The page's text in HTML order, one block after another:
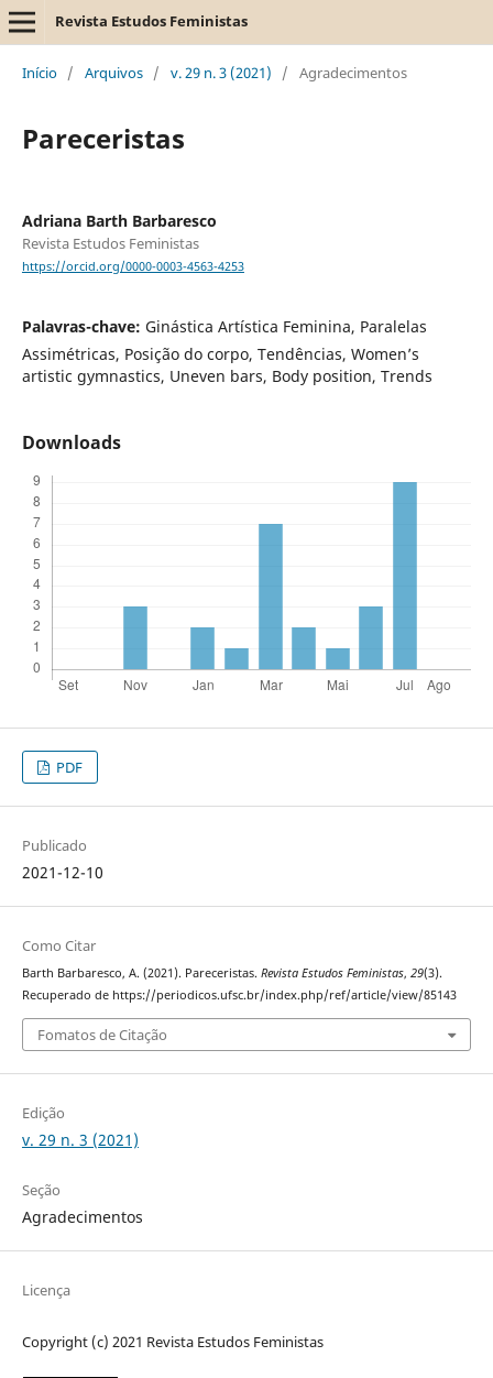
Revista Estudos Feministas
Início / Arquivos / v. 29 n. 3 (2021) / Agradecimentos
Pareceristas
Adriana Barth Barbaresco
Revista Estudos Feministas
https://orcid.org/0000-0003-4563-4253
Palavras-chave: Ginástica Artística Feminina, Paralelas
Assimétricas, Posição do corpo, Tendências, Women’s
artistic gymnastics, Uneven bars, Body position, Trends
Downloads
PDF
Publicado
2021-12-10
Como Citar
Barth Barbaresco, A. (2021). Pareceristas. Revista Estudos Feministas, 29(3).
Recuperado de https://periodicos.ufsc.br/index.php/ref/article/view/85143
Fomatos de Citação
Edição
v. 29 n. 3 (2021)
Seção
Agradecimentos
Licença
Copyright (c) 2021 Revista Estudos Feministas